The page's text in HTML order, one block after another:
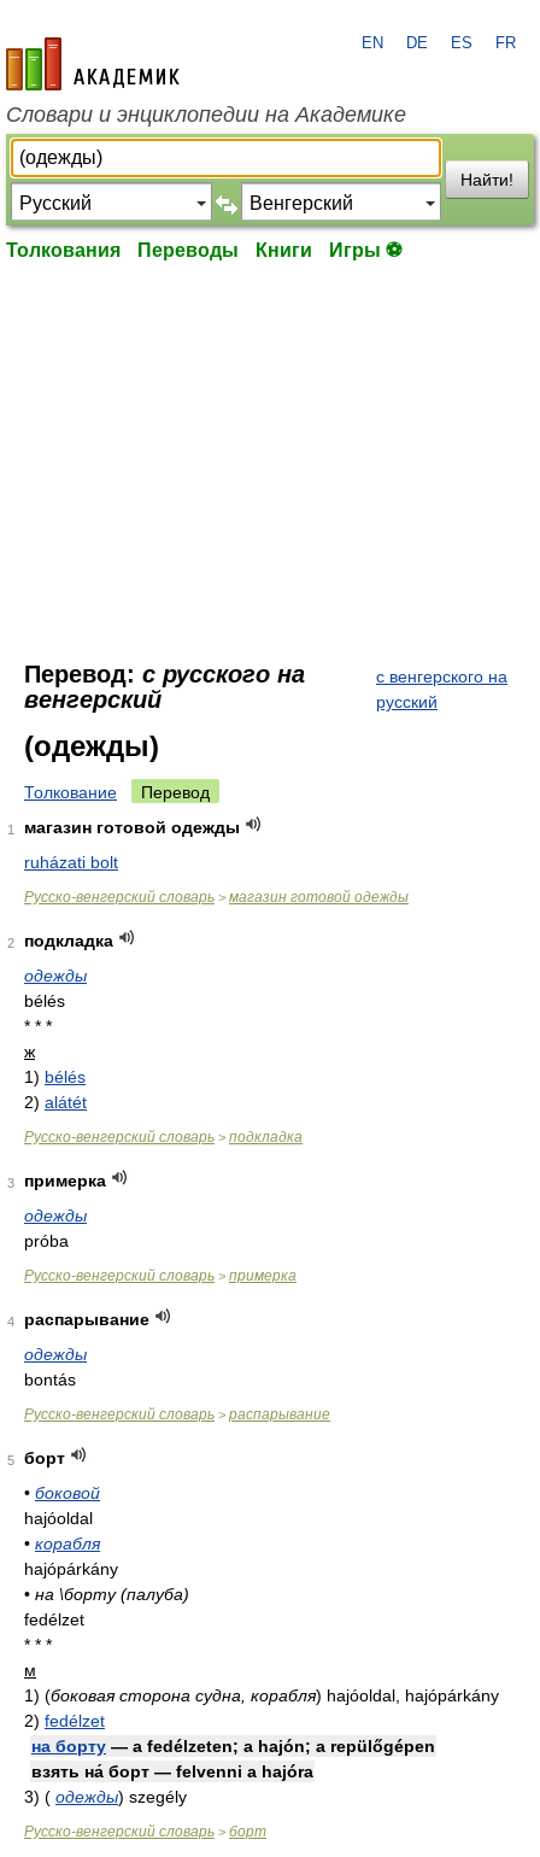
academic.ru
EN DE ES FR
Словари и энциклопедии на Академике
Найти!
Толкования Переводы Книги Игры ⚽
Перевод: с русского на
венгерский
с венгерского на
русский
(одежды)
Толкование Перевод
1
магазин готовой одежды
ruházati bolt
Русско-венгерский словарь > магазин готовой одежды
2
подкладка
одежды
bélés
* * *
ж
1) bélés
2) alátét
Русско-венгерский словарь > подкладка
3
примерка
одежды
próba
Русско-венгерский словарь > примерка
4
распарывание
одежды
bontás
Русско-венгерский словарь > распарывание
5
борт
• боковой
hajóoldal
• корабля
hajópárkány
• на \борту (палуба)
fedélzet
* * *
м
1) (боковая сторона судна, корабля) hajóoldal, hajópárkány
2) fedélzet
на борту — a fedélzeten; a hajón; a repülőgépen
взять на́ борт — felvenni a hajóra
3) ( одежды) szegély
Русско-венгерский словарь > борт